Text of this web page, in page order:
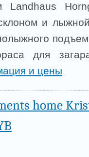
Landhaus
и
для
и цены
home